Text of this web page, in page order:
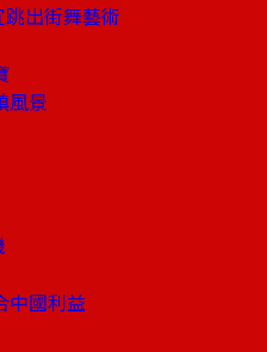
出街舞藝術
風景
中國利益